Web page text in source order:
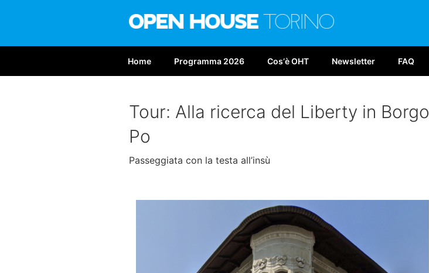
OPEN HOUSE TORINO
Home Programma 2026 Cosʼè OHT Newsletter FAQ
Tour: Alla ricerca del Liberty in Borgo
Po
Passeggiata con la testa all’insù